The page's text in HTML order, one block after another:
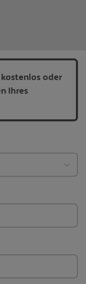
oder
Ihres